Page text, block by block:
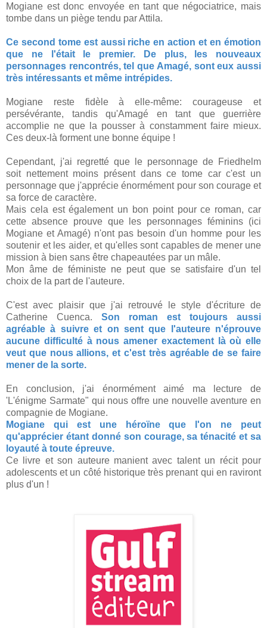
Mogiane est donc envoyée en tant que négociatrice, mais
tombe dans un piège tendu par Attila.
Ce second tome est aussi riche en action et en émotion
que ne l'était le premier. De plus, les nouveaux
personnages rencontrés, tel que Amagé, sont eux aussi
très intéressants et même intrépides.
Mogiane reste fidèle à elle-même: courageuse et
persévérante, tandis qu'Amagé en tant que guerrière
accomplie ne que la pousser à constamment faire mieux.
Ces deux-là forment une bonne équipe !
Cependant, j'ai regretté que le personnage de Friedhelm
soit nettement moins présent dans ce tome car c'est un
personnage que j'apprécie énormément pour son courage et
sa force de caractère.
Mais cela est également un bon point pour ce roman, car
cette absence prouve que les personnages féminins (ici
Mogiane et Amagé) n'ont pas besoin d'un homme pour les
soutenir et les aider, et qu'elles sont capables de mener une
mission à bien sans être chapeautées par un mâle.
Mon âme de féministe ne peut que se satisfaire d'un tel
choix de la part de l'auteure.
C'est avec plaisir que j'ai retrouvé le style d'écriture de
Catherine Cuenca. Son roman est toujours aussi
agréable à suivre et on sent que l'auteure n'éprouve
aucune difficulté à nous amener exactement là où elle
veut que nous allions, et c'est très agréable de se faire
mener de la sorte.
En conclusion, j'ai énormément aimé ma lecture de
'L'énigme Sarmate" qui nous offre une nouvelle aventure en
compagnie de Mogiane.
Mogiane qui est une héroïne que l'on ne peut
qu'apprécier étant donné son courage, sa ténacité et sa
loyauté à toute épreuve.
Ce livre et son auteure manient avec talent un récit pour
adolescents et un côté historique très prenant qui en raviront
plus d'un !